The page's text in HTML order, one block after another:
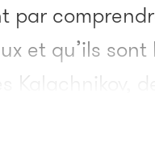
par
et qu’ils
Kalachnikov,
et des